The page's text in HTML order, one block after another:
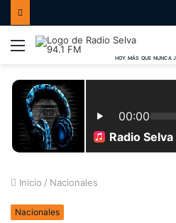
Menú
Inicio / Nacionales
Nacionales